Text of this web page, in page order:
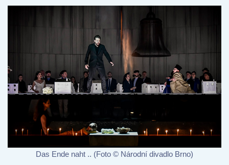
Das Ende naht .. (Foto © Národní divadlo Brno)